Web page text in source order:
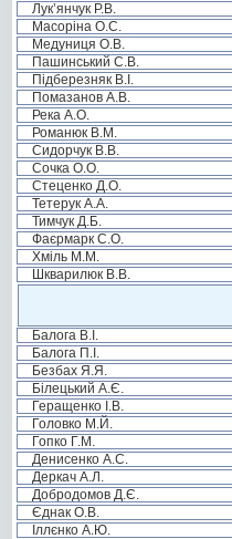
Лук’янчук Р.В.
Масоріна О.С.
Медуниця О.В.
Пашинський С.В.
Підберезняк В.І.
Помазанов А.В.
Река А.О.
Романюк В.М.
Сидорчук В.В.
Сочка О.О.
Стеценко Д.О.
Тетерук А.А.
Тимчук Д.Б.
Фаєрмарк С.О.
Хміль М.М.
Шкварилюк В.В.
Балога В.І.
Балога П.І.
Безбах Я.Я.
Білецький А.Є.
Геращенко І.В.
Головко М.Й.
Гопко Г.М.
Денисенко А.С.
Деркач А.Л.
Добродомов Д.Є.
Єднак О.В.
Іллєнко А.Ю.